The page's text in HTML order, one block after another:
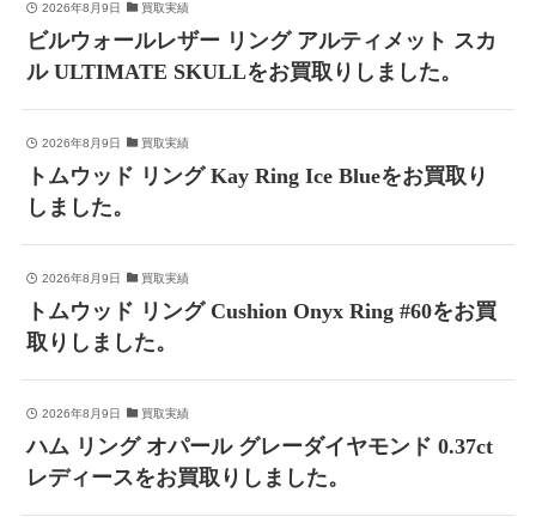
2026年8月9日 買取実績
ビルウォールレザー リング アルティメット スカ
ル ULTIMATE SKULLをお買取りしました。
2026年8月9日 買取実績
トムウッド リング Kay Ring Ice Blueをお買取り
しました。
2026年8月9日 買取実績
トムウッド リング Cushion Onyx Ring #60をお買
取りしました。
2026年8月9日 買取実績
ハム リング オパール グレーダイヤモンド 0.37ct
レディースをお買取りしました。